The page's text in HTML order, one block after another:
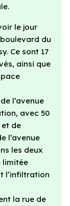
le jour
du
Ce sont 17
ainsi que
l’avenue
avec 50
et de
l’avenue
les deux
limitée
l’infiltration
la rue de